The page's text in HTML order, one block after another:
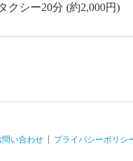
クシー20分 (約2,000円)
問い合わせ プライバシーポリシ